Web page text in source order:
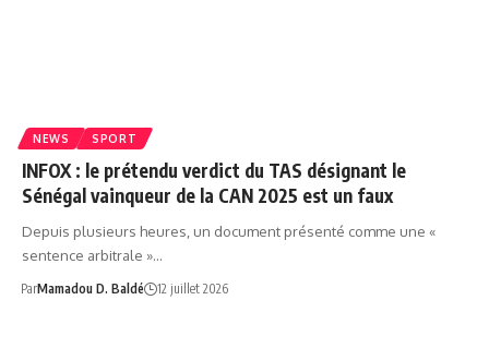
NEWS SPORT
INFOX : le prétendu verdict du TAS désignant le
Sénégal vainqueur de la CAN 2025 est un faux
Depuis plusieurs heures, un document présenté comme une «
sentence arbitrale »…
ParMamadou D. Baldé 12 juillet 2026